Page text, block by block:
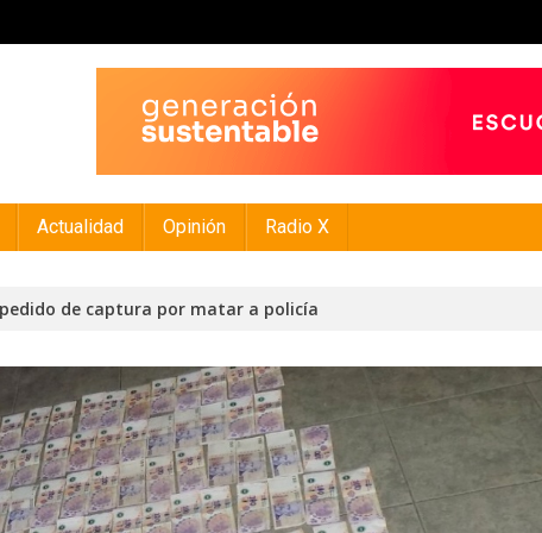
Actualidad Opinión Radio X
de captura por matar a policía